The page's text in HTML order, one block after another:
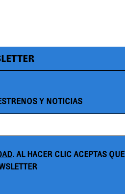
Y NOTICIAS
. AL HACER CLIC ACEPTAS QUE